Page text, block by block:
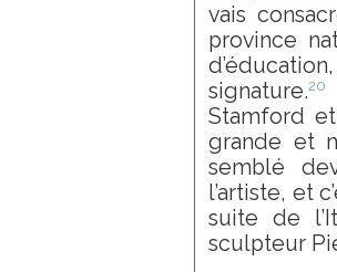
vais
province
signature.20
Stamford
grande et
semblé
l’artiste, et
suite de
sculpteur